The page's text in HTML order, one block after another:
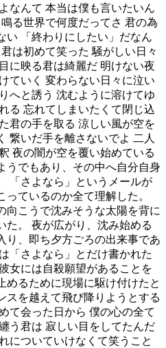
なんて 本当は僕も言いたいん
る世界で何度だってさ 君の為
い 「終わりにしたい」だなん
は初めて笑った 騒がしい日々
に映る君は綺麗だ 明けない夜
ていく 変わらない日々に泣い
へと誘う 沈むように溶けてゆ
る 忘れてしまいたくて閉じ込
君の手を取る 涼しい風が空を
繋いだ手を離さないでよ 二人
夜の闇が空を覆い始めている
うでもあり、その中へ自分自身
「さよなら」というメールが
ているのか全て理解した。
向こうで沈みそうな太陽を背に
た。 夜が広がり、沈み始める
り、即ち夕方ごろの出来事であ
「さよなら」とだけ書かれた
女には自殺願望があることを
めるために現場に駆け付けたと
スを越えて飛び降りようとする
て会った日から 僕の心の全て
う君は 寂しい目をしてたんだ
についていけなくて笑うこと